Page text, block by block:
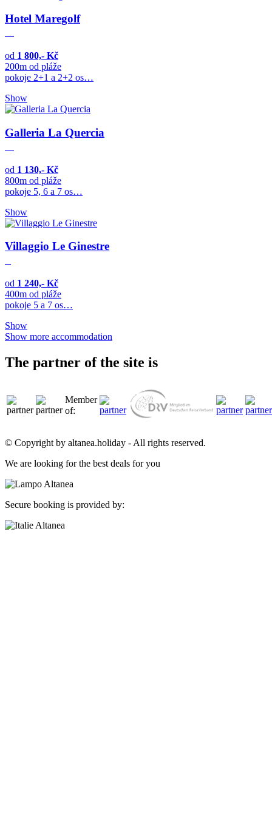
Hotel Maregolf
od 1 800,- Kč
200m od pláže
pokoje 2+1 a 2+2 os…
Show
Galleria La Quercia
od 1 130,- Kč
800m od pláže
pokoje 5, 6 a 7 os…
Show
Villaggio Le Ginestre
od 1 240,- Kč
400m od pláže
pokoje 5 a 7 os…
Show
Show more accommodation
The partner of the site is
Member
of:
© Copyright by altanea.holiday - All rights reserved.
We are looking for the best deals for you
Secure booking is provided by: